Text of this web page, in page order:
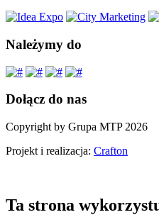
Należymy do
Dołącz do nas
Copyright by Grupa MTP 2026
Projekt i realizacja: Crafton
Ta strona